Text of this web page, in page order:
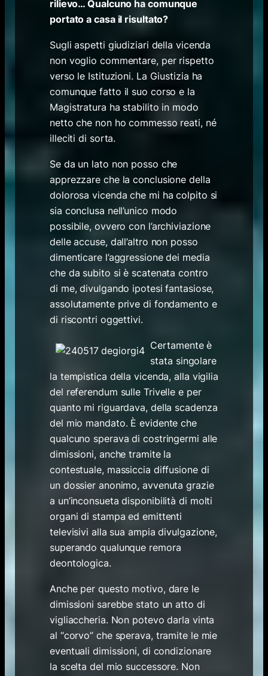
rilievo… Qualcuno ha comunque
portato a casa il risultato?
Sugli aspetti giudiziari della vicenda
non voglio commentare, per rispetto
verso le Istituzioni. La Giustizia ha
comunque fatto il suo corso e la
Magistratura ha stabilito in modo
netto che non ho commesso reati, né
illeciti di sorta.
Se da un lato non posso che
apprezzare che la conclusione della
dolorosa vicenda che mi ha colpito si
sia conclusa nell’unico modo
possibile, ovvero con l’archiviazione
delle accuse, dall’altro non posso
dimenticare l’aggressione dei media
che da subito si è scatenata contro
di me, divulgando ipotesi fantasiose,
assolutamente prive di fondamento e
di riscontri oggettivi.
Certamente è
stata singolare
la tempistica della vicenda, alla vigilia
del referendum sulle Trivelle e per
quanto mi riguardava, della scadenza
del mio mandato. È evidente che
qualcuno sperava di costringermi alle
dimissioni, anche tramite la
contestuale, massiccia diffusione di
un dossier anonimo, avvenuta grazie
a un’inconsueta disponibilità di molti
organi di stampa ed emittenti
televisivi alla sua ampia divulgazione,
superando qualunque remora
deontologica.
Anche per questo motivo, dare le
dimissioni sarebbe stato un atto di
vigliaccheria. Non potevo darla vinta
al “corvo” che sperava, tramite le mie
eventuali dimissioni, di condizionare
la scelta del mio successore. Non